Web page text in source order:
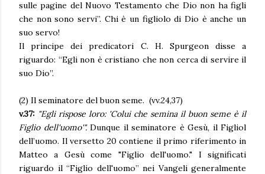
sulle pagine del Nuovo Testamento che Dio non ha figli
che non sono servi”. Chi è un figliolo di Dio è anche un
suo servo!
Il principe dei predicatori C. H. Spurgeon disse a
riguardo: “Egli non è cristiano che non cerca di servire il
suo Dio”.
(2) Il seminatore del buon seme. (vv.24,37)
v.37: "Egli rispose loro: 'Colui che semina il buon seme è il
Figlio dell'uomo'". Dunque il seminatore è Gesù, il Figliol
dell’uomo. Il versetto 20 contiene il primo riferimento in
Matteo a Gesù come "Figlio dell'uomo." I significati
riguardo il “Figlio dell'uomo” nei Vangeli generalmente